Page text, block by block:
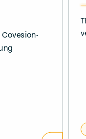
Covesion-